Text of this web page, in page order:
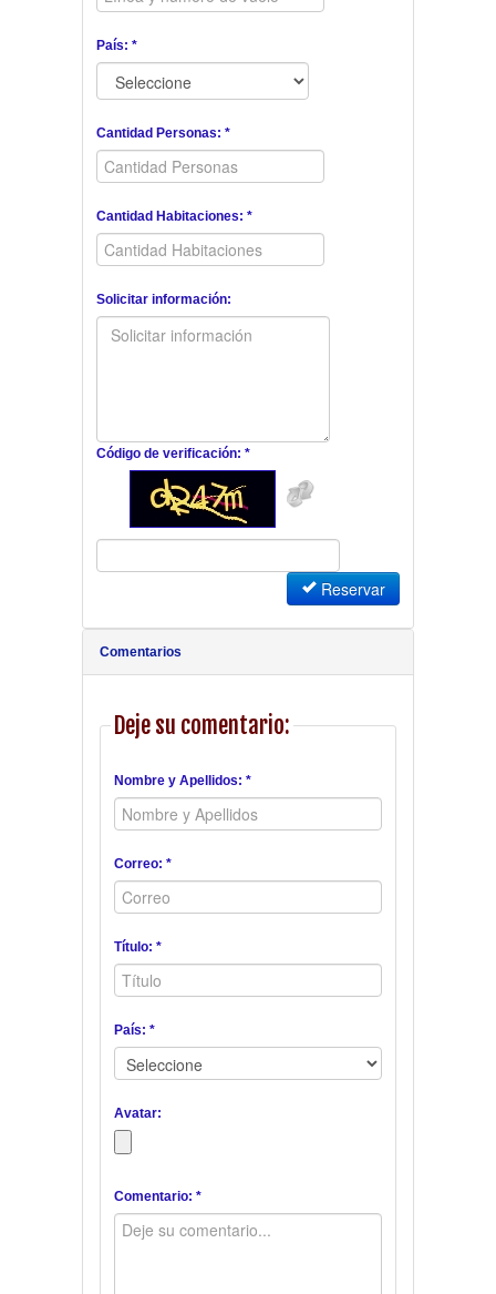
País: *
Cantidad Personas: *
Cantidad Habitaciones: *
Solicitar información:
Código de verificación: *
Reservar
Comentarios
Deje su comentario:
Nombre y Apellidos: *
Correo: *
Título: *
País: *
Avatar:
Comentario: *